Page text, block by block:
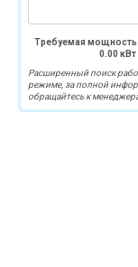
Требуемая
0.00 кВт
Расширенный поиск
режиме, за полной
обращайтесь к